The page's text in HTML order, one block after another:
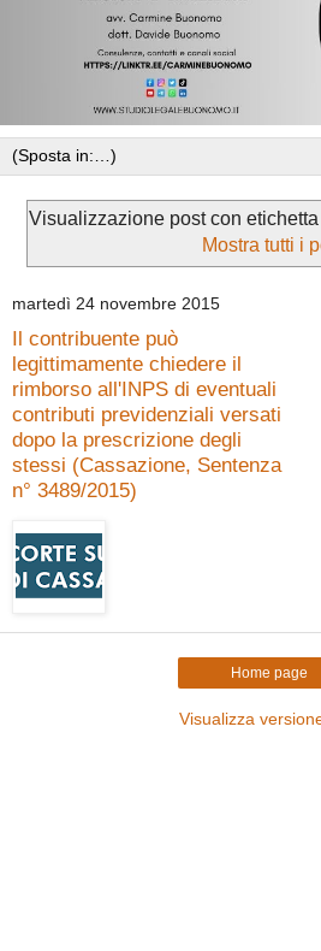
Visualizzazione post con etichetta
Mostra tutti i
martedì 24 novembre 2015
Il contribuente può
legittimamente chiedere il
rimborso all'INPS di eventuali
contributi previdenziali versati
dopo la prescrizione degli
stessi (Cassazione, Sentenza
n° 3489/2015)
Home page
Visualizza